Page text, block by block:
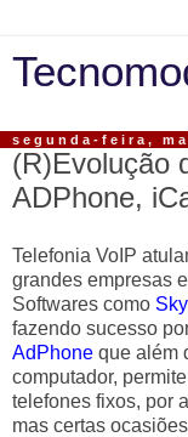
segunda-feira,
(R)Evolução
ADPhone,
Telefonia VoIP
grandes empresas
Softwares como
fazendo sucesso
AdPhone que além
computador,
telefones fixos, por
mas certas